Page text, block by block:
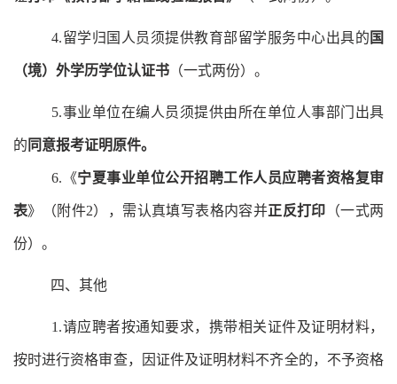
4.留学归国人员须提供教育部留学服务中心出具的 国
（境）外学历学位认证书 （一式两份）。
5.事业单位在编人员 须提供由所在单位人事部门出具
的 同意报考证明原件。
6.《宁夏事业单位公开招聘工作人员应聘者资格复审
表》（附件2），需认真填写表格内容并正反打印 （一式两
份）。
四、其他
1.请应聘者按通知要求，携带相关证件及证明材料，
按时进行资格审查，因证件及证明材料不齐全的，不予资格